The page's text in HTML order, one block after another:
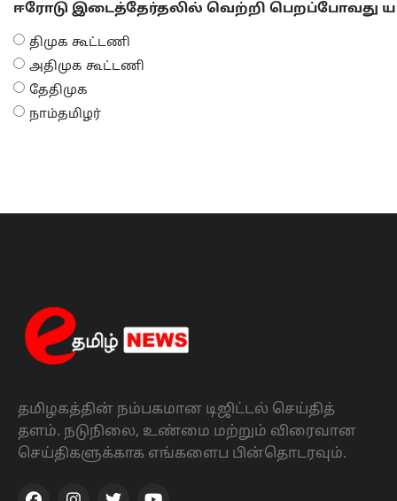
ஈரோடு இடைத்தேர்தலில் வெற்றி பெறப்போவது
திமுக கூட்டணி
அதிமுக கூட்டணி
தேதிமுக
நாம்தமிழர்
தமிழகத்தின் நம்பகமான டிஜிட்டல் செய்தித்
தளம். நடுநிலை, உண்மை மற்றும் விரைவான
செய்திகளுக்காக எங்களைப பின்தொடரவும்.